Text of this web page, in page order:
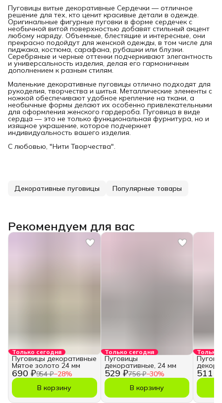
Пуговицы витые декоративные Сердечки — отличное
решение для тех, кто ценит красивые детали в одежде.
Оригинальные фигурные пуговки в форме сердечек с
необычной витой поверхностью добавят стильный акцент
любому наряду. Объемные, блестящие и интересные, они
прекрасно подойдут для женской одежды, в том числе для
пиджака, костюма, сарафана, рубашки или блузки.
Серебряные и черные оттенки подчеркивают элегантность
и универсальность изделия, делая его гармоничным
дополнением к разным стилям.
Маленькие декоративные пуговицы отлично подходят для
рукоделия, творчества и шитья. Металлические элементы с
ножкой обеспечивают удобное крепление на ткани, а
необычные формы делают их особенно привлекательными
для оформления женского гардероба. Пуговица в виде
сердца — это не только функциональная фурнитура, но и
изящное украшение, которое подчеркнет
индивидуальность вашего изделия.
С любовью, "Нити Творчества".
Декоративные пуговицы Популярные товары
Рекомендуем для вас
Только сегодня
690 ₽954 ₽−28%
Пуговицы декоративные
Мятое золото 24 мм
В корзину
Только сегодня
529 ₽756 ₽−30%
Пуговицы
декоративные, 24 мм
В корзину
Только
511 ₽